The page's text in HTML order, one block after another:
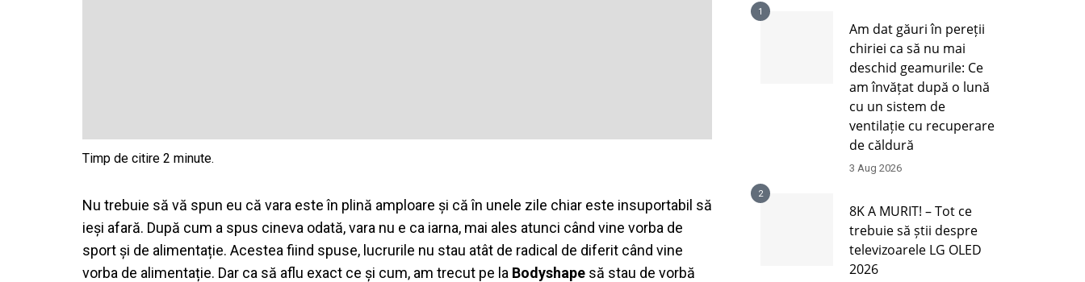
Nu trebuie să vă spun eu că vara este în plină amploare și că în unele zile chiar este insuportabil să
ieși afară. După cum a spus cineva odată, vara nu e ca iarna, mai ales atunci când vine vorba de
sport și de alimentație. Acestea fiind spuse, lucrurile nu stau atât de radical de diferit când vine
vorba de alimentație. Dar ca să aflu exact ce și cum, am trecut pe la Bodyshape să stau de vorbă
1
Am dat găuri în pereții
chiriei ca să nu mai
deschid geamurile: Ce
am învățat după o lună
cu un sistem de
ventilație cu recuperare
de căldură
3 Aug 2026
2
8K A MURIT! – Tot ce
trebuie să știi despre
televizoarele LG OLED
2026